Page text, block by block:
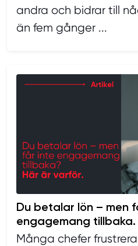
andra och bidrar till
än fem gånger ...
Du betalar lön – men
engagemang
Många chefer